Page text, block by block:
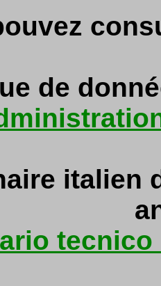
de
italien